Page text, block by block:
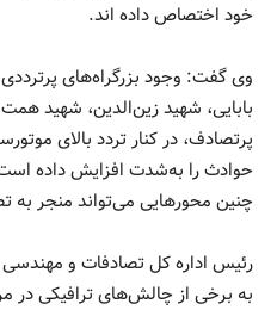
خود اختصاص داده اند.
وی گفت: وجود بزرگراه‌های
بابایی، شهید زین‌الدین، شهید
پرتصادف، در کنار تردد بالای
حوادث را به‌شدت افزایش داده
چنین محورهایی می‌تواند منجر
رئیس اداره کل تصادفات و
به برخی از چالش‌های ترافیکی در